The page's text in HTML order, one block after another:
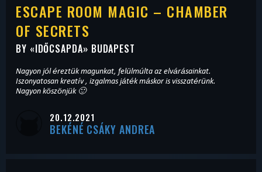
ESCAPE ROOM MAGIC – CHAMBER
OF SECRETS
BY «IDŐCSAPDA» BUDAPEST
Nagyon jól éreztük magunkat, felülmúlta az elvárásainkat.
Iszonyatosan kreatív , izgalmas játék máskor is visszatérünk.
Nagyon köszönjük 🙂
20.12.2021
BEKÉNÉ CSÁKY ANDREA